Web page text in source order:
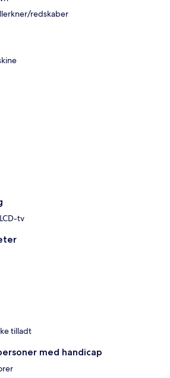
redskaber
tv
tilladt
med handicap